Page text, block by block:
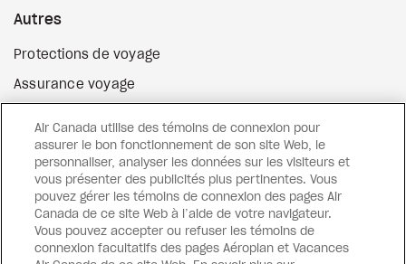
Autres
Protections de voyage
Assurance voyage
Surclassement de vol
Cartes-cadeaux Site Web externe
FacebookInstagram
Pinterest
Air Canada utilise des témoins de connexion pour
assurer le bon fonctionnement de son site Web, le
personnaliser, analyser les données sur les visiteurs et
vous présenter des publicités plus pertinentes. Vous
pouvez gérer les témoins de connexion des pages Air
Canada de ce site Web à l’aide de votre navigateur.
Vous pouvez accepter ou refuser les témoins de
connexion facultatifs des pages Aéroplan et Vacances